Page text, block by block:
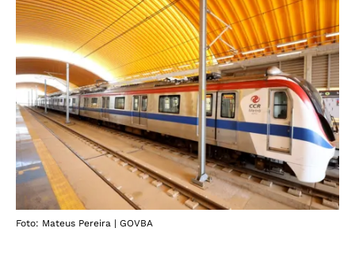
Foto: Mateus Pereira | GOVBA